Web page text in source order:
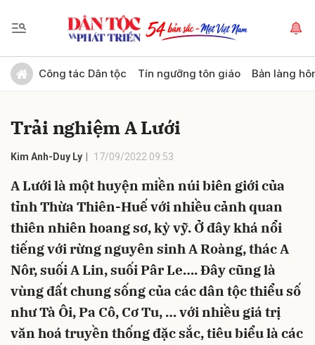
Công tác Dân tộc Tín ngưỡng tôn giáo Bản làng
Trải nghiệm A Lưới
Kim Anh-Duy Ly 17/09/2022 09:53
A Lưới là một huyện miền núi biên giới của
tỉnh Thừa Thiên-Huế với nhiều cảnh quan
thiên nhiên hoang sơ, kỳ vỹ. Ở đây khá nổi
tiếng với rừng nguyên sinh A Roàng, thác A
Nôr, suối A Lin, suối Pâr Le…. Đây cũng là
vùng đất chung sống của các dân tộc thiểu số
như Tà Ôi, Pa Cô, Cơ Tu, … với nhiều giá trị
văn hoá truyền thống đặc sắc, tiêu biểu là các
Gửi bình luận
Hủy Gửi